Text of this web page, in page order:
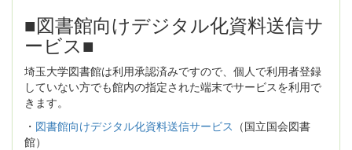
■図書館向けデジタル化資料送信サ
ービス■
埼玉大学図書館は利用承認済みですので、個人で利用者登録
していない方でも館内の指定された端末でサービスを利用で
きます。
・ 図書館向けデジタル化資料送信サービス （国立国会図書
館）